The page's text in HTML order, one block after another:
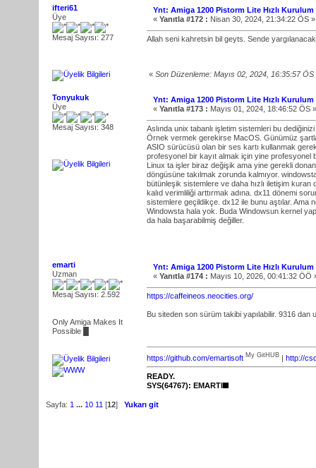
ifteri61
Üye
Mesaj Sayısı: 277
Ynt: Amiga 1200 Pistorm Lite Hızlı Kurulum
« Yanıtla #172 : Nisan 30, 2024, 21:34:22 ÖS »
Allah seni kahretsin bil geyts. Sende
« Son Düzenleme: Mayıs 02, 2024, 16:35:57
Tonyukuk
Üye
Mesaj Sayısı: 348
Ynt: Amiga 1200 Pistorm Lite Hızlı Kurulum
« Yanıtla #173 : Mayıs 01, 2024, 18:46:52 ÖS »
Aslında unix tabanlı işletim sistemleri bu
Örnek vermek gerekirse MacOS. Günümüz
ASIO sürücüsü olan bir ses kartı kullanmak
profesyonel bir kayıt almak için yine profesyonel
Linux ta işler biraz değişik ama yine gerekli
döngüsüne takılmak zorunda kalmıyor.
bütünleşik sistemlere ve daha hızlı iletişim
kalıd verimliliği arttırmak adına. dx11 dönemi
sistemlere geçildikçe. dx12 ile bunu aştılar. Ama
Windowsta hala yok. Buda Windowsun kernel
da hala başarabilmiş değiller.
emarti
Uzman
Mesaj Sayısı: 2.592
Only Amiga Makes It
Possible █
Ynt: Amiga 1200 Pistorm Lite Hızlı Kurulum
« Yanıtla #174 : Mayıs 10, 2026, 00:41:32 ÖÖ
https://caffeineos.neocities.org/
Bu siteden son sürüm takibi yapılabilir. 9316 dan
https://github.com/emartisoft My GitHUB | http://
READY.
SYS(64767): EMARTI
Sayfa: 1 ... 10 11 [12] Yukarı git